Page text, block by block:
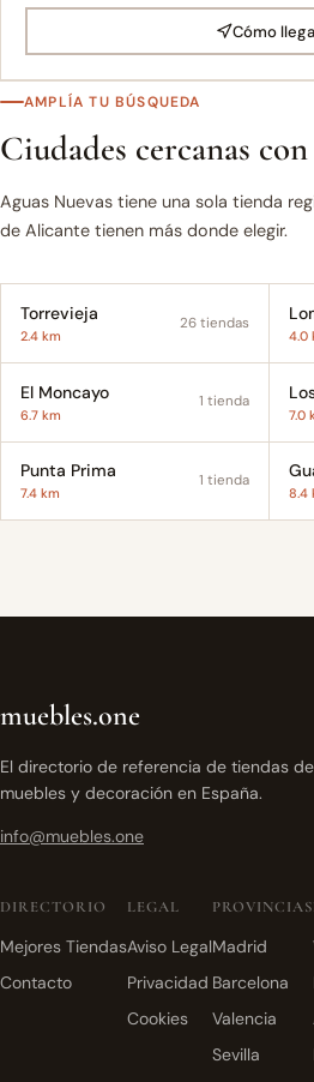
Cómo
AMPLÍA TU BÚSQUEDA
Ciudades cercanas
Aguas Nuevas tiene una sola tienda
de Alicante tienen más donde elegir.
Torrevieja
2.4 km
26 tiendas
4.0
El Moncayo
6.7 km
1 tienda
7.0
Punta Prima
7.4 km
1 tienda
8.4
muebles.one
El directorio de referencia de tiendas de
muebles y decoración en España.
info@muebles.one
DIRECTORIO
Mejores Tiendas
Contacto
LEGAL
Aviso Legal
Privacidad
Cookies
PROVINCIAS
Madrid
Barcelona
Valencia
Sevilla